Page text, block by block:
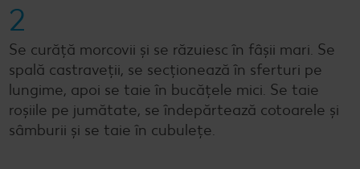
2
Se curăță morcovii și se răzuiesc în fâșii mari. Se
spală castraveții, se secționează în sferturi pe
lungime, apoi se taie în bucățele mici. Se taie
roșiile pe jumătate, se îndepărtează cotoarele și
sâmburii și se taie în cubulețe.